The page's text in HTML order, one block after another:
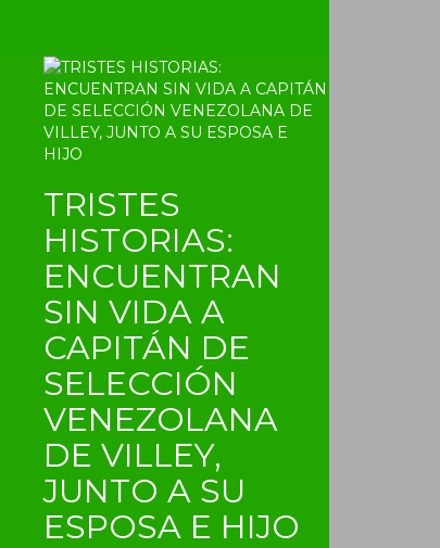
TRISTES
HISTORIAS:
ENCUENTRAN
SIN VIDA A
CAPITÁN DE
SELECCIÓN
VENEZOLANA
DE VILLEY,
JUNTO A SU
ESPOSA E HIJO